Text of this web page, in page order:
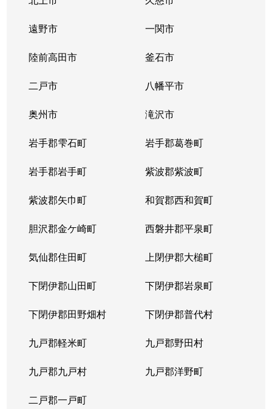
遠野市 一関市
陸前高田市 釜石市
二戸市 八幡平市
奥州市 滝沢市
岩手郡雫石町 岩手郡葛巻町
岩手郡岩手町 紫波郡紫波町
紫波郡矢巾町 和賀郡西和賀町
胆沢郡金ケ崎町 西磐井郡平泉町
気仙郡住田町 上閉伊郡大槌町
下閉伊郡山田町 下閉伊郡岩泉町
下閉伊郡田野畑村 下閉伊郡普代村
九戸郡軽米町 九戸郡野田村
九戸郡九戸村 九戸郡洋野町
二戸郡一戸町